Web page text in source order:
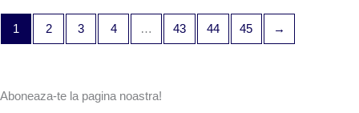
1 2 3 4 … 43 44 45 →
Aboneaza-te la pagina noastra!